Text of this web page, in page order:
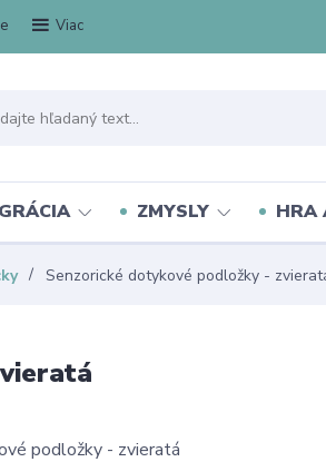
Viac
ZMYSLY HRA
Senzorické dotykové podložky -